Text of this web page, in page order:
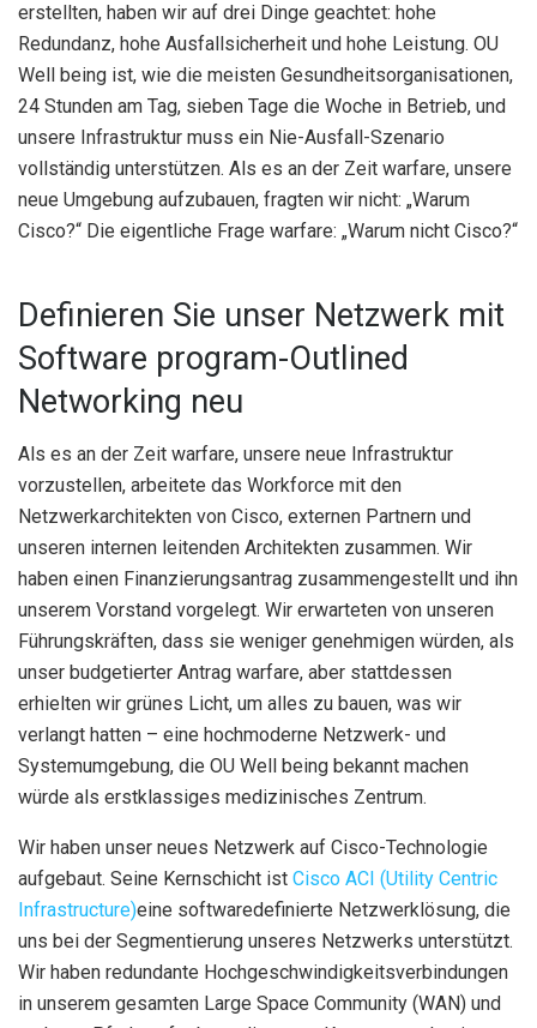
erstellten, haben wir auf drei Dinge geachtet: hohe
Redundanz, hohe Ausfallsicherheit und hohe Leistung. OU
Well being ist, wie die meisten Gesundheitsorganisationen,
24 Stunden am Tag, sieben Tage die Woche in Betrieb, und
unsere Infrastruktur muss ein Nie-Ausfall-Szenario
vollständig unterstützen. Als es an der Zeit warfare, unsere
neue Umgebung aufzubauen, fragten wir nicht: „Warum
Cisco?“ Die eigentliche Frage warfare: „Warum nicht Cisco?“
Definieren Sie unser Netzwerk mit
Software program-Outlined
Networking neu
Als es an der Zeit warfare, unsere neue Infrastruktur
vorzustellen, arbeitete das Workforce mit den
Netzwerkarchitekten von Cisco, externen Partnern und
unseren internen leitenden Architekten zusammen. Wir
haben einen Finanzierungsantrag zusammengestellt und ihn
unserem Vorstand vorgelegt. Wir erwarteten von unseren
Führungskräften, dass sie weniger genehmigen würden, als
unser budgetierter Antrag warfare, aber stattdessen
erhielten wir grünes Licht, um alles zu bauen, was wir
verlangt hatten – eine hochmoderne Netzwerk- und
Systemumgebung, die OU Well being bekannt machen
würde als erstklassiges medizinisches Zentrum.
Wir haben unser neues Netzwerk auf Cisco-Technologie
aufgebaut. Seine Kernschicht ist Cisco ACI (Utility Centric
Infrastructure)eine softwaredefinierte Netzwerklösung, die
uns bei der Segmentierung unseres Netzwerks unterstützt.
Wir haben redundante Hochgeschwindigkeitsverbindungen
in unserem gesamten Large Space Community (WAN) und